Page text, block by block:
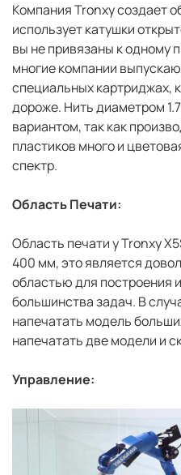
Компания Tronxy создает
использует катушки
вы не привязаны к одному
многие компании
специальных картриджах,
дороже. Нить диаметром
вариантом, так как
пластиков много и
спектр.
Область Печати:
Область печати у Tronxy
400 мм, это является
областью для построения
большинства задач. В
напечатать модель
напечатать две модели и
Управление: